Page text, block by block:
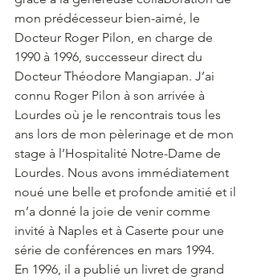
mon prédécesseur bien-aimé, le
Docteur Roger Pilon, en charge de
1990 à 1996, successeur direct du
Docteur Théodore Mangiapan. J’ai
connu Roger Pilon à son arrivée à
Lourdes où je le rencontrais tous les
ans lors de mon pèlerinage et de mon
stage à l’Hospitalité Notre-Dame de
Lourdes. Nous avons immédiatement
noué une belle et profonde amitié et il
m’a donné la joie de venir comme
invité à Naples et à Caserte pour une
série de conférences en mars 1994.
En 1996, il a publié un livret de grand